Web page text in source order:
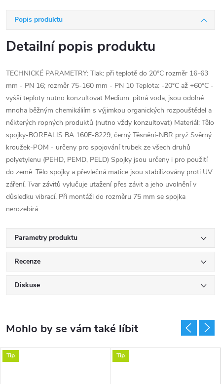
Popis produktu
Detailní popis produktu
TECHNICKÉ PARAMETRY: Tlak: při teplotě do 20°C rozměr 16-63
mm - PN 16; rozměr 75-160 mm - PN 10 Teplota: -20°C až +60°C -
vyšší teploty nutno konzultovat Medium: pitná voda; jsou odolné
mnoha běžným chemikáliím s výjimkou organických rozpouštědel a
některých ropných produktů (nutno vždy konzultovat) Materiál: Tělo
spojky-BOREALIS BA 160E-8229, černý Těsnění-NBR pryž Svěrný
kroužek-POM - určeny pro spojování trubek ze všech druhů
polyetylenu (PEHD, PEMD, PELD) Spojky jsou určeny i pro použití
do země. Tělo spojky a převlečná matice jsou stabilizovány proti UV
záření. Tvar závitů vylučuje utažení přes závit a jeho uvolnění v
důsledku vibrací. Při montáži do rozměru 75 mm se spojka
nerozebírá.
Parametry produktu
Recenze
Diskuse
Tip Tip